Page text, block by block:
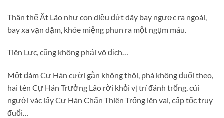
Thân thể Ất Lão như con diều đứt dây bay ngược ra ngoài,
bay xa vạn dặm, khóe miệng phun ra một ngụm máu.
Tiên Lực, cũng không phải vô địch…
Một đám Cự Hán cười gằn không thôi, phá không đuổi theo,
hai tên Cự Hán Trưởng Lão rời khỏi vị trí đánh trống, cúi
người vác lấy Cự Hán Chấn Thiên Trống lên vai, cấp tốc truy
đuổi…